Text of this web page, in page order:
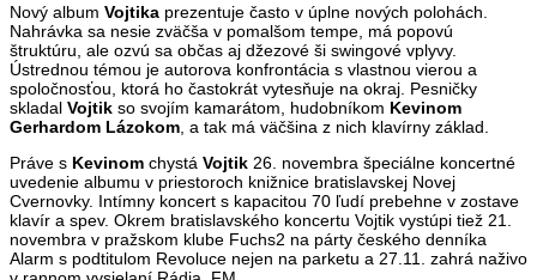
Nový album Vojtika prezentuje často v úplne nových polohách.
Nahrávka sa nesie zväčša v pomalšom tempe, má popovú
štruktúru, ale ozvú sa občas aj džezové ši swingové vplyvy.
Ústrednou témou je autorova konfrontácia s vlastnou vierou a
spoločnosťou, ktorá ho častokrát vytesňuje na okraj. Pesničky
skladal Vojtik so svojím kamarátom, hudobníkom Kevinom
Gerhardom Lázokom , a tak má väčšina z nich klavírny základ.
Práve s Kevinom chystá Vojtik 26. novembra špeciálne koncertné
uvedenie albumu v priestoroch knižnice bratislavskej Novej
Cvernovky. Intímny koncert s kapacitou 70 ľudí prebehne v zostave
klavír a spev. Okrem bratislavského koncertu Vojtik vystúpi tiež 21.
novembra v pražskom klube Fuchs2 na párty českého denníka
Alarm s podtitulom Revoluce nejen na parketu a 27.11. zahrá naživo